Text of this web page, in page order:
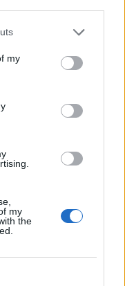
my
my
the
amb una
o
i confidencial on
que hi treballen.